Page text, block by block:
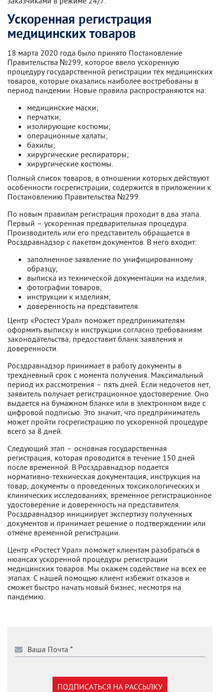
Ускоренная регистрация
медицинских товаров
18 марта 2020 года было принято Постановление
Правительства №299, которое ввело ускоренную
процедуру государственной регистрации тех медицинских
товаров, которые оказались наиболее востребованы в
период пандемии. Новые правила распространяются на:
медицинские маски;
перчатки;
изолирующие костюмы;
операционные халаты;
бахилы;
хирургические респираторы;
хирургические костюмы.
Полный список товаров, в отношении которых действуют
особенности госрегистрации, содержится в приложении к
Постановлению Правительства №299.
По новым правилам регистрация проходит в два этапа.
Первый – ускоренная предварительная процедура.
Производитель или его представитель обращается в
Росздравнадзор с пакетом документов. В него входит:
заполненное заявление по унифицированному
образцу;
выписка из технической документации на изделия;
фотографии товаров;
инструкции к изделиям;
доверенность на представителя.
Центр «Ростест Урал» поможет предпринимателям
оформить выписку и инструкции согласно требованиям
законодательства, предоставит бланк заявления и
доверенности.
Росздравнадзор принимает в работу документы в
трехдневный срок с момента получения. Максимальный
период их рассмотрения – пять дней. Если недочетов нет,
заявитель получает регистрационное удостоверение. Оно
выдается на бумажном бланке или в электронном виде с
цифровой подписью. Это значит, что предприниматель
может пройти госрегистрацию по ускоренной процедуре
всего за 8 дней.
Следующий этап – основная государственная
регистрация, которая проводится в течение 150 дней
после временной. В Росздравнадзор подается
нормативно-техническая документация, инструкция на
товар, документы о проведенных токсикологических и
клинических исследованиях, временное регистрационное
удостоверение и доверенность на представителя.
Росздравнадзор инициирует экспертизу полученных
документов и принимает решение о подтверждении или
отмене временной регистрации.
Центр «Ростест Урал» поможет клиентам разобраться в
нюансах ускоренной процедуры регистрации
медицинских товаров. Мы окажем содействие на всех ее
этапах. С нашей помощью клиент избежит отказов и
сможет быстро начать новый бизнес, несмотря на
пандемию.
ПОДПИСАТЬСЯ НА РАССЫЛКУ